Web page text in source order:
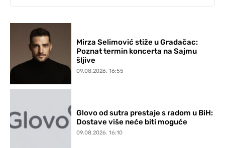
Mirza Selimović stiže u Gradačac:
Poznat termin koncerta na Sajmu
šljive
09.08.2026. 16:55
Glovo od sutra prestaje s radom u BiH:
Dostave više neće biti moguće
09.08.2026. 16:10